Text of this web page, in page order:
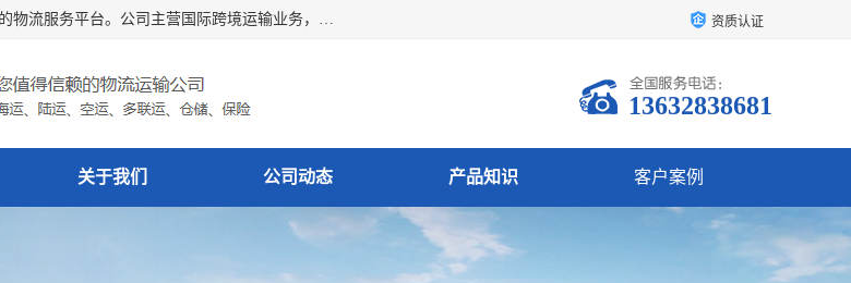
深圳市博冠国际物流有限公司是一家国际化物流公司，致力于打造国际成员之一的物流服务平台。公司主营国际跨境运输业务，提供国际快递、FBA空派专线、国际海空运、国际空运专线、中欧铁路运输等国际海空运、国际快递、国际铁路运输及跨境专线物流等各类进出口运输方面的业务。 资质认证
13632838681
关于我们 公司动态 产品知识 客户案例